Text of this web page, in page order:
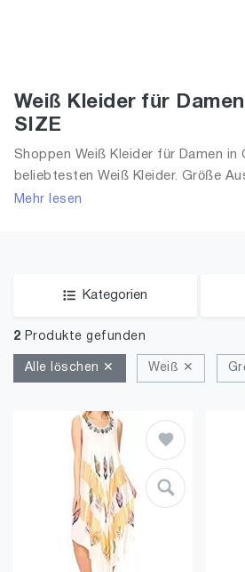
Weiß Kleider für
SIZE
Shoppen Weiß Kleider für Damen in
beliebtesten Weiß Kleider. Größe
in Größe ONE SIZE und alle Trends
Mehr lesen
Kategorien
2 Produkte gefunden
Alle löschen ✕ Weiß ✕